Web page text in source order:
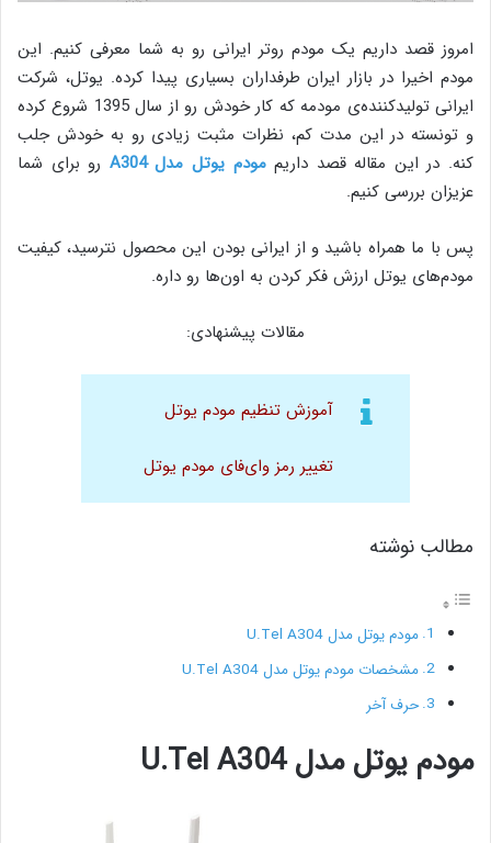
امروز قصد داریم یک مودم روتر ایرانی رو به شما معرفی کنیم. این
مودم اخیرا در بازار ایران طرفداران بسیاری پیدا کرده. یوتل، شرکت
ایرانی تولیدکننده‌ی مودمه که کار خودش رو از سال 1395 شروع کرده
و تونسته در این مدت کم، نظرات مثبت زیادی رو به خودش جلب
کنه. در این مقاله قصد داریممودم یوتل مدل A304
رو برای شما
عزیزان بررسی کنیم.
پس با ما همراه باشید و از ایرانی بودن این محصول نترسید، کیفیت‌
مودم‌های یوتل ارزش فکر کردن به اون‌ها رو داره.
مقالات پیشنهادی:
آموزش تنظیم مودم یوتل
تغییر رمز وای‌فای مودم یوتل
مطالب نوشته
مودم یوتل مدل U.Tel A304
مشخصات مودم یوتل مدل U.Tel A304
حرف آخر
مودم یوتل مدل U.Tel A304